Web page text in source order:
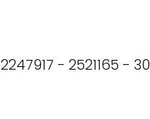
- 2521165 -